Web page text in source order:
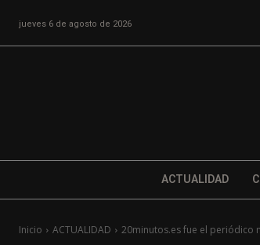
jueves 6 de agosto de 2026
ACTUALIDAD
Inicio ACTUALIDAD 20minutos.es fue el periódico